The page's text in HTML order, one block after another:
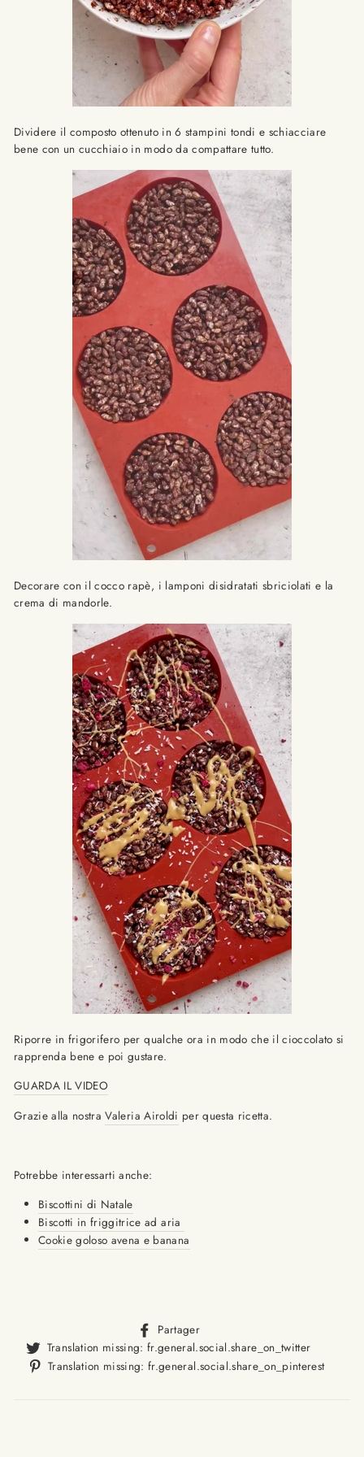
Dividere il composto ottenuto in 6 stampini tondi e schiacciare
bene con un cucchiaio in modo da compattare tutto.
Decorare con il cocco rapè, i lamponi disidratati sbriciolati e la
crema di mandorle.
Riporre in frigorifero per qualche ora in modo che il cioccolato si
rapprenda bene e poi gustare.
GUARDA IL VIDEO
Grazie alla nostraValeria Airoldi per questa ricetta.
Potrebbe interessarti anche:
Biscottini di Natale
Biscotti in friggitrice ad aria
Cookie goloso avena e banana
Partager
missing:
Translation missing: fr.general.social.share_on_twitter
missing:
Translation missing: fr.general.social.share_on_pinterest